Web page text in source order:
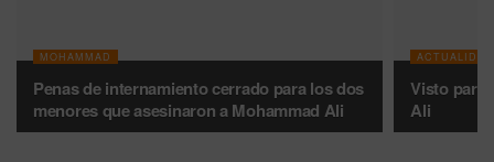
MOHAMMAD
Penas de internamiento cerrado para los dos
menores que asesinaron a Mohammad Ali
ACTUALIDAD
Visto para
Ali